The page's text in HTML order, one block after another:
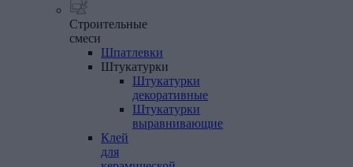
Строительные
смеси
Шпатлевки
Штукатурки
Штукатурки
декоративные
Штукатурки
выравнивающие
Клей
для